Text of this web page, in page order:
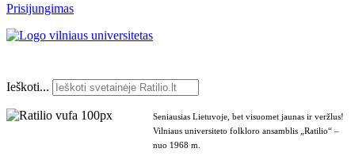
Prisijungimas
Ieškoti...
Seniausias Lietuvoje, bet visuomet jaunas ir veržlus!
Vilniaus universiteto folkloro ansamblis „Ratilio“ –
nuo 1968 m.